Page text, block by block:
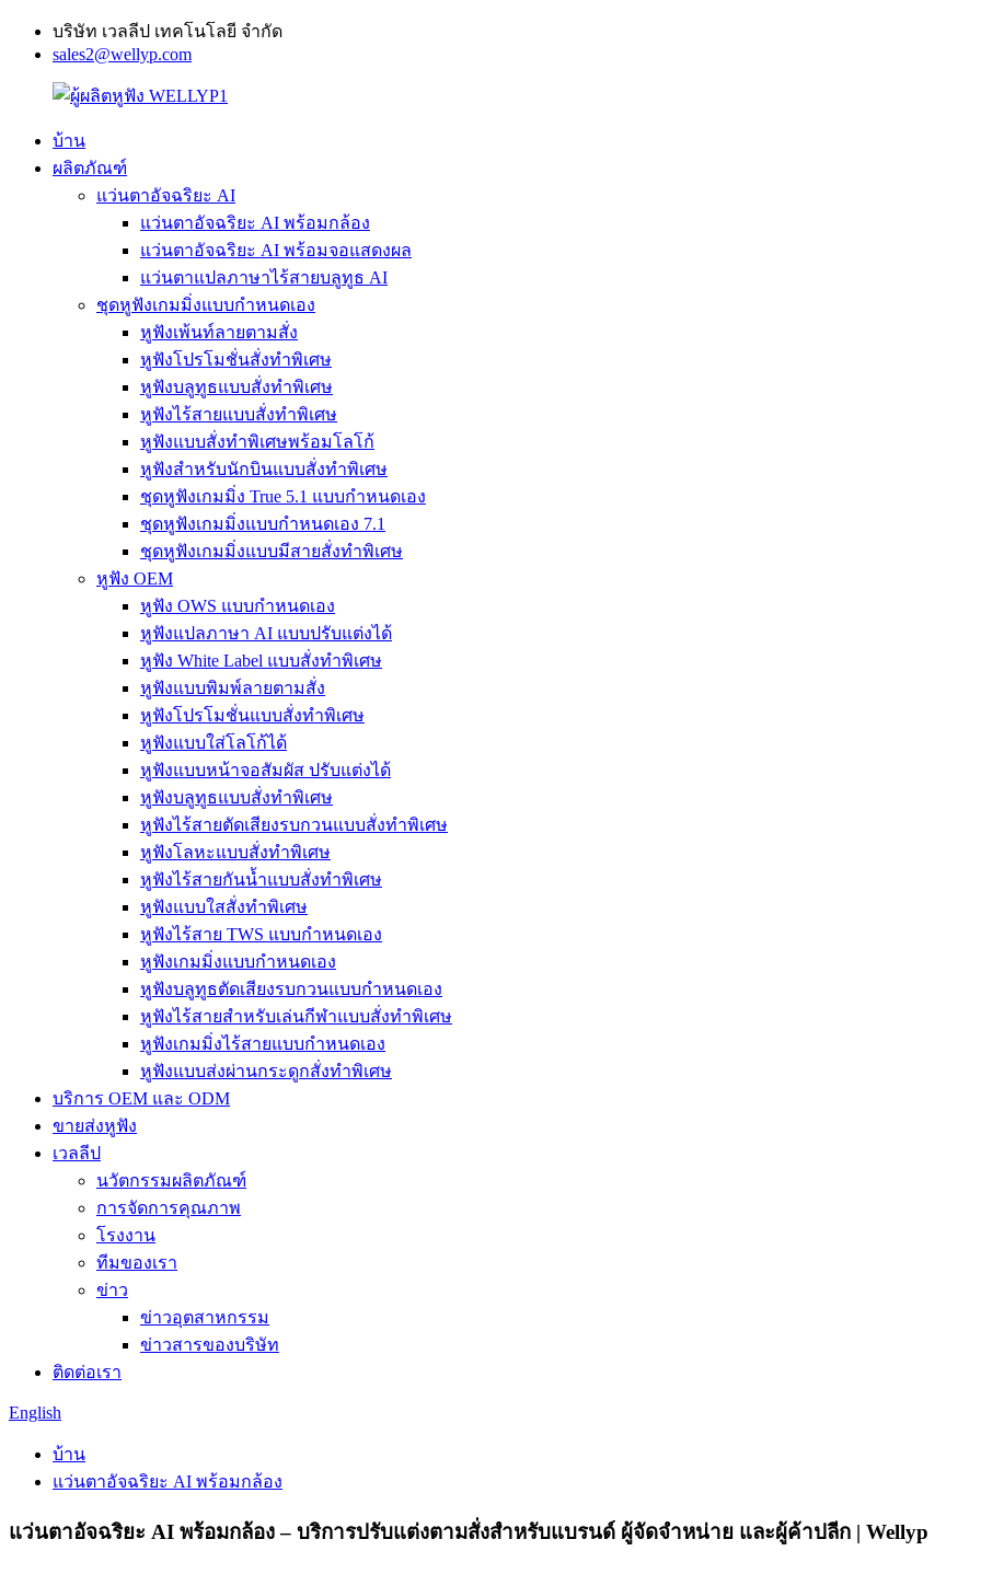
บริษัท เวลลีป เทคโนโลยี จำกัด
sales2@wellyp.com
บ้าน
ผลิตภัณฑ์
แว่นตาอัจฉริยะ AI
แว่นตาอัจฉริยะ AI พร้อมกล้อง
แว่นตาอัจฉริยะ AI พร้อมจอแสดงผล
แว่นตาแปลภาษาไร้สายบลูทูธ AI
ชุดหูฟังเกมมิ่งแบบกำหนดเอง
หูฟังเพ้นท์ลายตามสั่ง
หูฟังโปรโมชั่นสั่งทำพิเศษ
หูฟังบลูทูธแบบสั่งทำพิเศษ
หูฟังไร้สายแบบสั่งทำพิเศษ
หูฟังแบบสั่งทำพิเศษพร้อมโลโก้
หูฟังสำหรับนักบินแบบสั่งทำพิเศษ
ชุดหูฟังเกมมิ่ง True 5.1 แบบกำหนดเอง
ชุดหูฟังเกมมิ่งแบบกำหนดเอง 7.1
ชุดหูฟังเกมมิ่งแบบมีสายสั่งทำพิเศษ
หูฟัง OEM
หูฟัง OWS แบบกำหนดเอง
หูฟังแปลภาษา AI แบบปรับแต่งได้
หูฟัง White Label แบบสั่งทำพิเศษ
หูฟังแบบพิมพ์ลายตามสั่ง
หูฟังโปรโมชั่นแบบสั่งทำพิเศษ
หูฟังแบบใส่โลโก้ได้
หูฟังแบบหน้าจอสัมผัส ปรับแต่งได้
หูฟังบลูทูธแบบสั่งทำพิเศษ
หูฟังไร้สายตัดเสียงรบกวนแบบสั่งทำพิเศษ
หูฟังโลหะแบบสั่งทำพิเศษ
หูฟังไร้สายกันน้ำแบบสั่งทำพิเศษ
หูฟังแบบใสสั่งทำพิเศษ
หูฟังไร้สาย TWS แบบกำหนดเอง
หูฟังเกมมิ่งแบบกำหนดเอง
หูฟังบลูทูธตัดเสียงรบกวนแบบกำหนดเอง
หูฟังไร้สายสำหรับเล่นกีฬาแบบสั่งทำพิเศษ
หูฟังเกมมิ่งไร้สายแบบกำหนดเอง
หูฟังแบบส่งผ่านกระดูกสั่งทำพิเศษ
บริการ OEM และ ODM
ขายส่งหูฟัง
เวลลีป
นวัตกรรมผลิตภัณฑ์
การจัดการคุณภาพ
โรงงาน
ทีมของเรา
ข่าว
ข่าวอุตสาหกรรม
ข่าวสารของบริษัท
ติดต่อเรา
English
บ้าน
แว่นตาอัจฉริยะ AI พร้อมกล้อง
แว่นตาอัจฉริยะ AI พร้อมกล้อง – บริการปรับแต่งตามสั่งสำหรับแบรนด์ ผู้จัดจำหน่าย และผู้ค้าปลีก | Wellyp